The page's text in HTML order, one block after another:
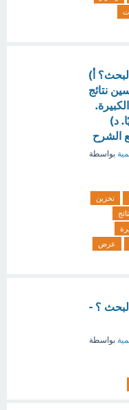
أ)
نتائج
د)
الشرح
بواسطة
تخزين
عرض
؟ -
بواسطة